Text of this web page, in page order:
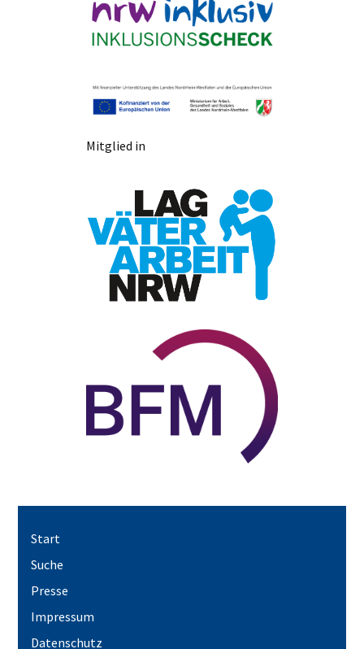
Mitglied in
Start
Suche
Presse
Impressum
Datenschutz